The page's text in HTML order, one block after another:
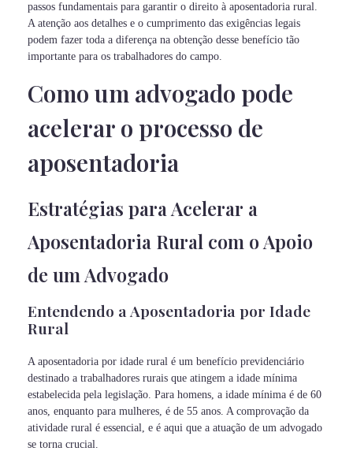
passos fundamentais para garantir o direito à aposentadoria rural.
A atenção aos detalhes e o cumprimento das exigências legais
podem fazer toda a diferença na obtenção desse benefício tão
importante para os trabalhadores do campo.
Como um advogado pode
acelerar o processo de
aposentadoria
Estratégias para Acelerar a
Aposentadoria Rural com o Apoio
de um Advogado
Entendendo a Aposentadoria por Idade
Rural
A aposentadoria por idade rural é um benefício previdenciário
destinado a trabalhadores rurais que atingem a idade mínima
estabelecida pela legislação. Para homens, a idade mínima é de 60
anos, enquanto para mulheres, é de 55 anos. A comprovação da
atividade rural é essencial, e é aqui que a atuação de um advogado
se torna crucial.